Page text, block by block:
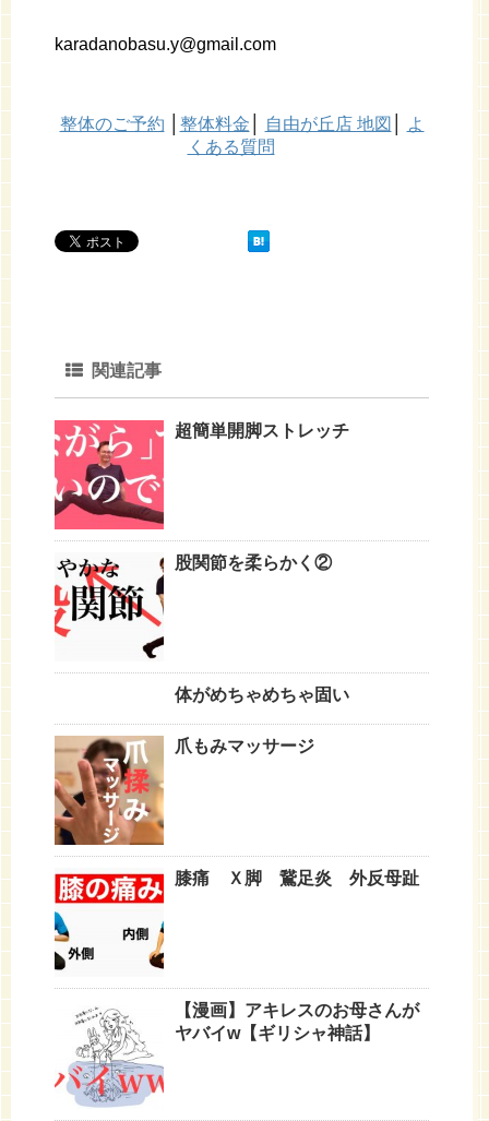
karadanobasu.y@gmail.com
整体のご予約 整体料金 自由が丘店 地図
よ
くある質問
関連記事
超簡単開脚ストレッチ
股関節を柔らかく②
体がめちゃめちゃ固い
爪もみマッサージ
膝痛 Ｘ脚 鵞足炎 外反母趾
【漫画】アキレスのお母さんが
ヤバイw【ギリシャ神話】